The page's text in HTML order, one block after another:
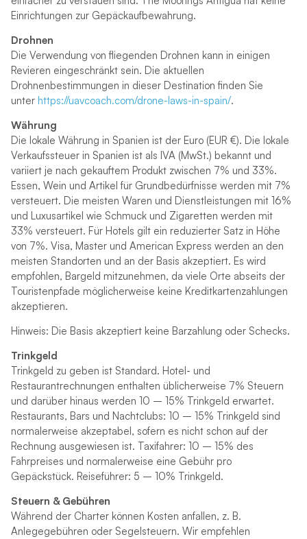
Einrichtungen zur Gepäckaufbewahrung.
Drohnen
Die Verwendung von fliegenden Drohnen kann in einigen
Revieren eingeschränkt sein. Die aktuellen
Drohnenbestimmungen in dieser Destination finden Sie
unter https://uavcoach.com/drone-laws-in-spain/.
Währung
Die lokale Währung in Spanien ist der Euro (EUR €). Die lokale
Verkaufssteuer in Spanien ist als IVA (MwSt.) bekannt und
variiert je nach gekauftem Produkt zwischen 7% und 33%.
Essen, Wein und Artikel für Grundbedürfnisse werden mit 7%
versteuert. Die meisten Waren und Dienstleistungen mit 16%
und Luxusartikel wie Schmuck und Zigaretten werden mit
33% versteuert. Für Hotels gilt ein reduzierter Satz in Höhe
von 7%. Visa, Master und American Express werden an den
meisten Standorten und an der Basis akzeptiert. Es wird
empfohlen, Bargeld mitzunehmen, da viele Orte abseits der
Touristenpfade möglicherweise keine Kreditkartenzahlungen
akzeptieren.
Hinweis: Die Basis akzeptiert keine Barzahlung oder Schecks.
Trinkgeld
Trinkgeld zu geben ist Standard. Hotel- und
Restaurantrechnungen enthalten üblicherweise 7% Steuern
und darüber hinaus werden 10 – 15% Trinkgeld erwartet.
Restaurants, Bars und Nachtclubs: 10 – 15% Trinkgeld sind
normalerweise akzeptabel, sofern es nicht schon auf der
Rechnung ausgewiesen ist. Taxifahrer: 10 – 15% des
Fahrpreises und normalerweise eine Gebühr pro
Gepäckstück. Reiseführer: 5 – 10% Trinkgeld.
Steuern & Gebühren
Während der Charter können Kosten anfallen, z. B.
Anlegegebühren oder Segelsteuern. Wir empfehlen